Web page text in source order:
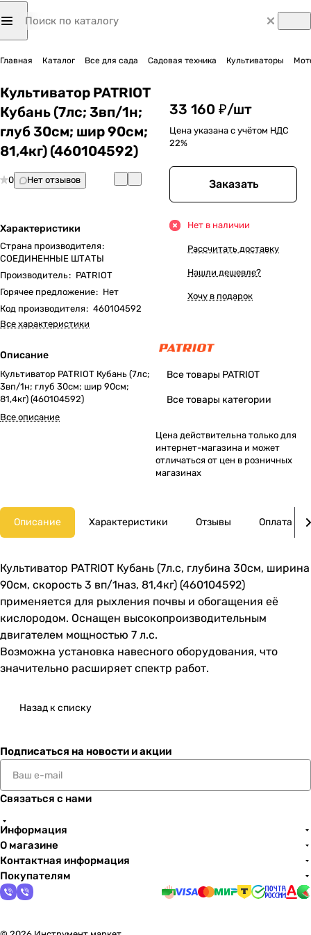
Главная Каталог Все для сада Садовая техника Культиваторы
Культиватор PATRIOT
Кубань (7лс; 3вп/1н;
глуб 30см; шир 90см;
81,4кг) (460104592)
0 Нет отзывов
Характеристики
Страна производителя:
СОЕДИНЕННЫЕ ШТАТЫ
Производитель: PATRIOT
Горячее предложение: Нет
Код производителя: 460104592
Все характеристики
Описание
Культиватор PATRIOT Кубань (7лс;
3вп/1н; глуб 30см; шир 90см;
81,4кг) (460104592)
Все описание
33 160 ₽/шт
Цена указана с учётом НДС
22%
Заказать
Нет в наличии
Рассчитать доставку
Нашли дешевле?
Хочу в подарок
Все товары PATRIOT
Все товары категории
Цена действительна только для
интернет-магазина и может
отличаться от цен в розничных
магазинах
Описание Характеристики Отзывы Оплата
Культиватор PATRIOT Кубань (7л.c, глубина 30см, ширина
90см, скорость 3 вп/1наз, 81,4кг) (460104592)
применяется для рыхления почвы и обогащения её
кислородом. Оснащен высокопроизводительным
двигателем мощностью 7 л.с.
Возможна установка навесного оборудования, что
значительно расширяет спектр работ.
Назад к списку
Подписаться на новости и акции
Связаться с нами
Информация
О магазине
Контактная информация
Покупателям